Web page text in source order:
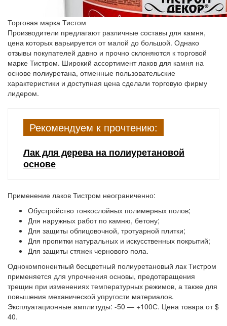
Торговая марка Тистом
Производители предлагают различные составы для камня,
цена которых варьируется от малой до большой. Однако
отзывы покупателей давно и прочно склоняются к торговой
марке Тистром. Широкий ассортимент лаков для камня на
основе полиуретана, отменные пользовательские
характеристики и доступная цена сделали торговую фирму
лидером.
Рекомендуем к прочтению:
Лак для дерева на полиуретановой
основе
Применение лаков Тистром неограниченно:
Обустройство тонкослойных полимерных полов;
Для наружных работ по камню, бетону;
Для защиты облицовочной, тротуарной плитки;
Для пропитки натуральных и искусственных покрытий;
Для защиты стяжек чернового пола.
Однокомпонентный бесцветный полиуретановый лак Тистром
применяется для упрочнения основы, предотвращения
трещин при изменениях температурных режимов, а также для
повышения механической упругости материалов.
Эксплуатационные амплитуды: -50 — +100С. Цена товара от $
40.